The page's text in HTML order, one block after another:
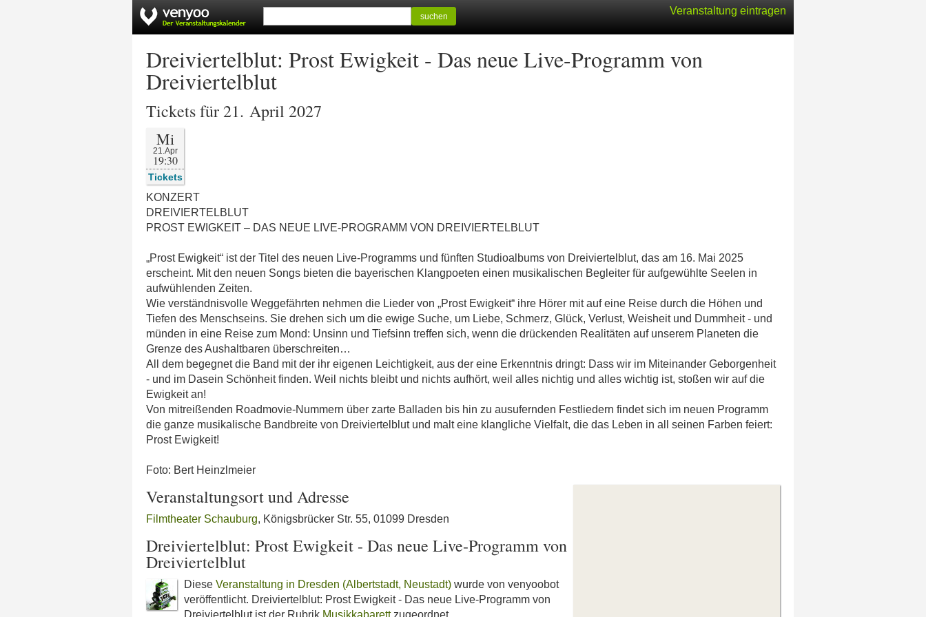
Veranstaltung eintragen
suchen
Dreiviertelblut: Prost Ewigkeit - Das neue Live-Programm von
Dreiviertelblut
Tickets für 21. April 2027
Mi
21.Apr
19:30
Tickets
KONZERT
DREIVIERTELBLUT
PROST EWIGKEIT – DAS NEUE LIVE-PROGRAMM VON DREIVIERTELBLUT
„Prost Ewigkeit“ ist der Titel des neuen Live-Programms und fünften Studioalbums von Dreiviertelblut, das am 16. Mai 2025
erscheint. Mit den neuen Songs bieten die bayerischen Klangpoeten einen musikalischen Begleiter für aufgewühlte Seelen in
aufwühlenden Zeiten.
Wie verständnisvolle Weggefährten nehmen die Lieder von „Prost Ewigkeit“ ihre Hörer mit auf eine Reise durch die Höhen und
Tiefen des Menschseins. Sie drehen sich um die ewige Suche, um Liebe, Schmerz, Glück, Verlust, Weisheit und Dummheit - und
münden in eine Reise zum Mond: Unsinn und Tiefsinn treffen sich, wenn die drückenden Realitäten auf unserem Planeten die
Grenze des Aushaltbaren überschreiten…
All dem begegnet die Band mit der ihr eigenen Leichtigkeit, aus der eine Erkenntnis dringt: Dass wir im Miteinander Geborgenheit
- und im Dasein Schönheit finden. Weil nichts bleibt und nichts aufhört, weil alles nichtig und alles wichtig ist, stoßen wir auf die
Ewigkeit an!
Von mitreißenden Roadmovie-Nummern über zarte Balladen bis hin zu ausufernden Festliedern findet sich im neuen Programm
die ganze musikalische Bandbreite von Dreiviertelblut und malt eine klangliche Vielfalt, die das Leben in all seinen Farben feiert:
Prost Ewigkeit!
Foto: Bert Heinzlmeier
Veranstaltungsort und Adresse
Filmtheater Schauburg, Königsbrücker Str. 55, 01099 Dresden
Dreiviertelblut: Prost Ewigkeit - Das neue Live-Programm von
Dreiviertelblut
Diese Veranstaltung in Dresden (Albertstadt, Neustadt) wurde von venyoobot
veröffentlicht. Dreiviertelblut: Prost Ewigkeit - Das neue Live-Programm von
Dreiviertelblut ist der Rubrik Musikkabarettzugeordnet.